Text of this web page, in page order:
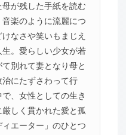
が残した手紙を読む
楽のように流麗につ
なさや笑いもまじえ
。愛らしい少女が若
別れて妻となり母と
にたずさわって行
、女性としての生き
しく貫かれた愛と孤
エーター」のひとつ